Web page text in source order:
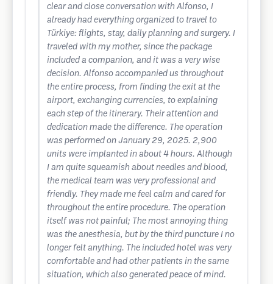
clear and close conversation with Alfonso, I
already had everything organized to travel to
Türkiye: flights, stay, daily planning and surgery. I
traveled with my mother, since the package
included a companion, and it was a very wise
decision. Alfonso accompanied us throughout
the entire process, from finding the exit at the
airport, exchanging currencies, to explaining
each step of the itinerary. Their attention and
dedication made the difference. The operation
was performed on January 29, 2025. 2,900
units were implanted in about 4 hours. Although
I am quite squeamish about needles and blood,
the medical team was very professional and
friendly. They made me feel calm and cared for
throughout the entire procedure. The operation
itself was not painful; The most annoying thing
was the anesthesia, but by the third puncture I no
longer felt anything. The included hotel was very
comfortable and had other patients in the same
situation, which also generated peace of mind.